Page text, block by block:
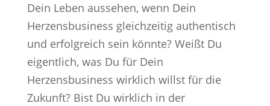
Dein Leben aussehen, wenn Dein
Herzensbusiness gleichzeitig authentisch
und erfolgreich sein könnte? Weißt Du
eigentlich, was Du für Dein
Herzensbusiness wirklich willst für die
Zukunft? Bist Du wirklich in der